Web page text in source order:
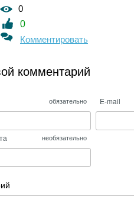
0
0
Комментировать
комментарий
обязательно E-mail
необязательно